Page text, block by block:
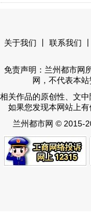
关于我们 联系我们
免责声明：兰州都市网
网，不代表本站
相关作品的原创性、文
如果您发现本网站上
兰州都市网 © 2015-